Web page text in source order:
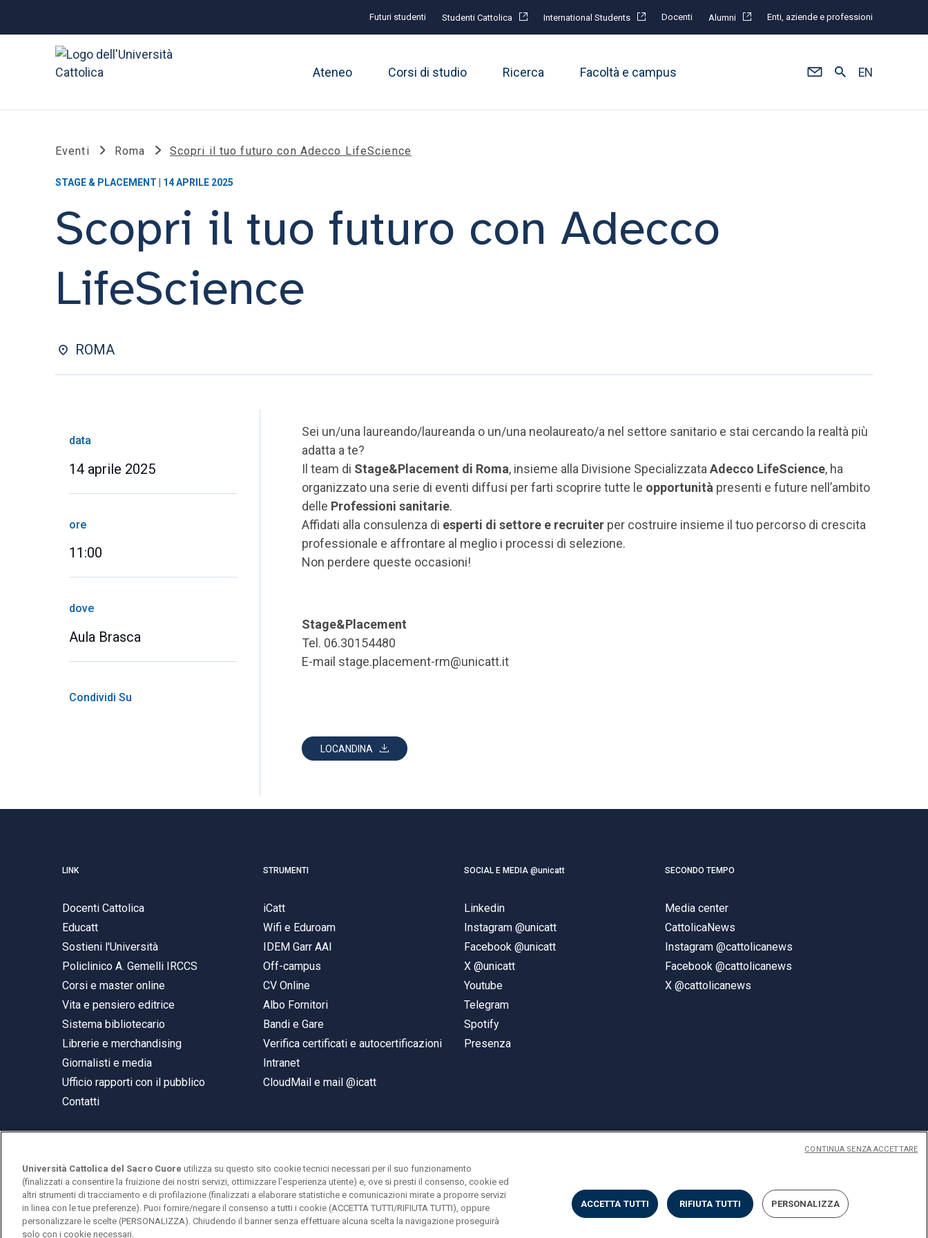
Futuri studenti Studenti Cattolica International Students Docenti Alumni Enti, aziende e professioni
Ateneo Corsi di studio Ricerca Facoltà e campus EN
Eventi Roma Scopri il tuo futuro con Adecco LifeScience
STAGE & PLACEMENT | 14 APRILE 2025
Scopri il tuo futuro con Adecco
LifeScience
ROMA
data
14 aprile 2025
ore
11:00
dove
Aula Brasca
Condividi Su
Sei un/una laureando/laureanda o un/una neolaureato/a nel settore sanitario e stai cercando la realtà più
adatta a te?
Il team di Stage&Placement di Roma, insieme alla Divisione Specializzata Adecco LifeScience, ha
organizzato una serie di eventi diffusi per farti scoprire tutte le opportunità presenti e future nell’ambito
delle Professioni sanitarie.
Affidati alla consulenza di esperti di settore e recruiter per costruire insieme il tuo percorso di crescita
professionale e affrontare al meglio i processi di selezione.
Non perdere queste occasioni!
Stage&Placement
Tel. 06.30154480
E-mail stage.placement-rm@unicatt.it
LOCANDINA
LINK
Docenti Cattolica
Educatt
Sostieni l'Università
Policlinico A. Gemelli IRCCS
Corsi e master online
Vita e pensiero editrice
Sistema bibliotecario
Librerie e merchandising
Giornalisti e media
Ufficio rapporti con il pubblico
Contatti
STRUMENTI
iCatt
Wifi e Eduroam
IDEM Garr AAI
Off-campus
CV Online
Albo Fornitori
Bandi e Gare
Verifica certificati e autocertificazioni
Intranet
CloudMail e mail @icatt
SOCIAL E MEDIA @unicatt
Linkedin
Instagram @unicatt
Facebook @unicatt
X @unicatt
Youtube
Telegram
Spotify
Presenza
SECONDO TEMPO
Media center
CattolicaNews
Instagram @cattolicanews
Facebook @cattolicanews
X @cattolicanews
© Università Cattolica del Sacro Cuore
Largo A. Gemelli 1, 20123 Milano
PI 02133120150
Privacy AccessibilitàCookies Impostazione Cookies
Università Cattolica del Sacro Cuore utilizza su questo sito cookie tecnici necessari per il suo funzionamento
(finalizzati a consentire la fruizione dei nostri servizi, ottimizzare l'esperienza utente) e, ove si presti il consenso, cookie ed
altri strumenti di tracciamento e di profilazione (finalizzati a elaborare statistiche e comunicazioni mirate a proporre servizi
in linea con le tue preferenze). Puoi fornire/negare il consenso a tutti i cookie (ACCETTA TUTTI/RIFIUTA TUTTI), oppure
personalizzare le scelte (PERSONALIZZA). Chiudendo il banner senza effettuare alcuna scelta la navigazione proseguirà
solo con i cookie necessari.
ACCETTA TUTTI RIFIUTA TUTTI PERSONALIZZA
CONTINUA SENZA ACCETTARE